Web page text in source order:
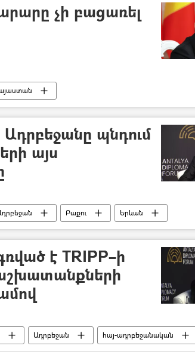
չի բացառել
պնդում
այս
Բաքու
Երևան
է TRIPP–ի
Ադրբեջան
հայ-ադրբեջանական